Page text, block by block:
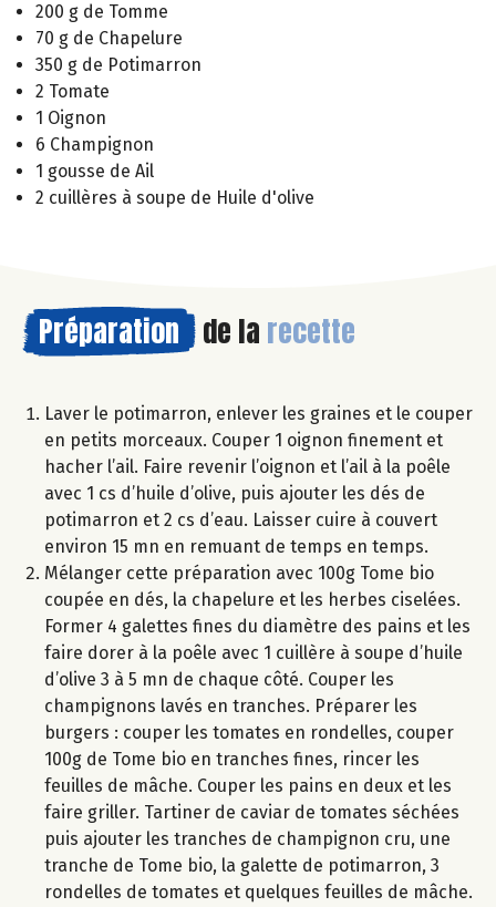
200 g de Tomme
70 g de Chapelure
350 g de Potimarron
2 Tomate
1 Oignon
6 Champignon
1 gousse de Ail
2 cuillères à soupe de Huile d'olive
Préparation de la recette
Laver le potimarron, enlever les graines et le couper
en petits morceaux. Couper 1 oignon finement et
hacher l’ail. Faire revenir l’oignon et l’ail à la poêle
avec 1 cs d’huile d’olive, puis ajouter les dés de
potimarron et 2 cs d’eau. Laisser cuire à couvert
environ 15 mn en remuant de temps en temps.
Mélanger cette préparation avec 100g Tome bio
coupée en dés, la chapelure et les herbes ciselées.
Former 4 galettes fines du diamètre des pains et les
faire dorer à la poêle avec 1 cuillère à soupe d’huile
d’olive 3 à 5 mn de chaque côté. Couper les
champignons lavés en tranches. Préparer les
burgers : couper les tomates en rondelles, couper
100g de Tome bio en tranches fines, rincer les
feuilles de mâche. Couper les pains en deux et les
faire griller. Tartiner de caviar de tomates séchées
puis ajouter les tranches de champignon cru, une
tranche de Tome bio, la galette de potimarron, 3
rondelles de tomates et quelques feuilles de mâche.